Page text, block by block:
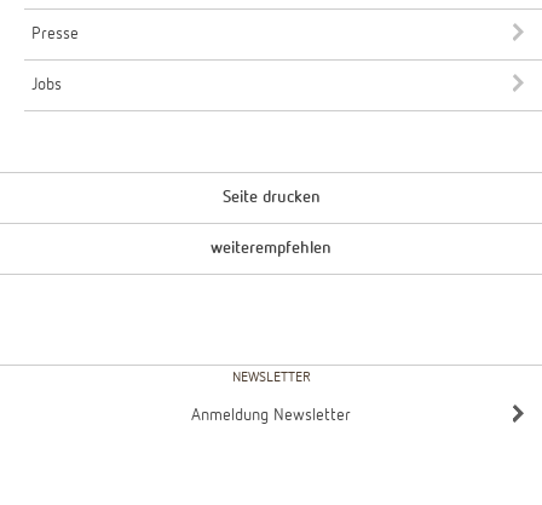
Presse
Jobs
Seite drucken
weiterempfehlen
NEWSLETTER
Anmeldung Newsletter